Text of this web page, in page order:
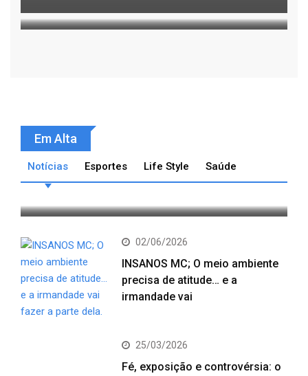
Em Alta
Notícias Esportes Life Style Saúde
Minerais críticos: No Peru,
AMIG Brasil propõe a criação
de comitê latino-americano
02/06/2026
INSANOS MC; O meio ambiente
precisa de atitude… e a
irmandade vai
25/03/2026
Fé, exposição e controvérsia: o